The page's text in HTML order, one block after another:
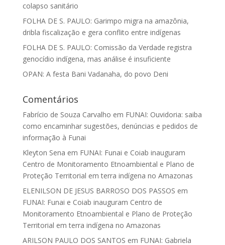
colapso sanitário
FOLHA DE S. PAULO: Garimpo migra na amazônia,
dribla fiscalização e gera conflito entre indígenas
FOLHA DE S. PAULO: Comissão da Verdade registra
genocídio indígena, mas análise é insuficiente
OPAN: A festa Bani Vadanaha, do povo Deni
Comentários
Fabrício de Souza Carvalho em FUNAI: Ouvidoria: saiba
como encaminhar sugestões, denúncias e pedidos de
informação à Funai
Kleyton Sena em FUNAI: Funai e Coiab inauguram
Centro de Monitoramento Etnoambiental e Plano de
Proteção Territorial em terra indígena no Amazonas
ELENILSON DE JESUS BARROSO DOS PASSOS em
FUNAI: Funai e Coiab inauguram Centro de
Monitoramento Etnoambiental e Plano de Proteção
Territorial em terra indígena no Amazonas
ARILSON PAULO DOS SANTOS em FUNAI: Gabriela